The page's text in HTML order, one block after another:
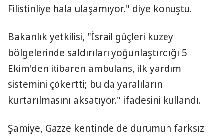
Filistinliye hala ulaşamıyor." diye konuştu.
Bakanlık yetkilisi, "İsrail güçleri kuzey
bölgelerinde saldırıları yoğunlaştırdığı 5
Ekim'den itibaren ambulans, ilk yardım
sistemini çökertti; bu da yaralıların
kurtarılmasını aksatıyor." ifadesini kullandı.
Şamiye, Gazze kentinde de durumun farksız